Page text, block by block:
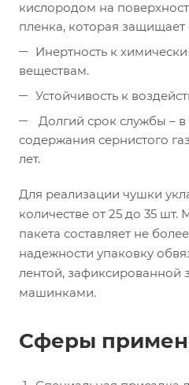
кислородом на
пленка, которая
Инертность к
веществам.
Устойчивость к
Долгий срок службы – в
содержания сернистого
лет.
Для реализации чушки
количестве от 25 до 35
пакета составляет не
надежности упаковку
лентой,
машинками.
Сферы